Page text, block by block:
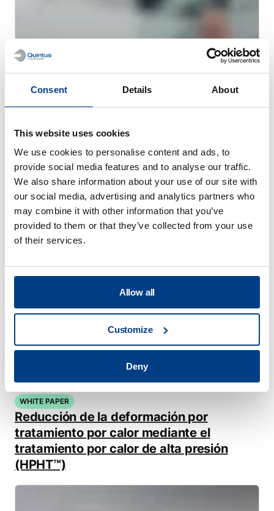
Consent Details About
This website uses cookies
We use cookies to personalise content and ads, to
provide social media features and to analyse our traffic.
We also share information about your use of our site with
our social media, advertising and analytics partners who
may combine it with other information that you’ve
provided to them or that they’ve collected from your use
of their services.
Allow all
Customize
Deny
WEBINAR
Prensado isostático en caliente (HIP)
para metal AM
WHITE PAPER
Reducción de la deformación por
tratamiento por calor mediante el
tratamiento por calor de alta presión
(HPHT™)